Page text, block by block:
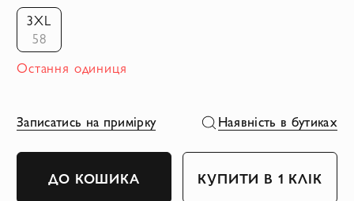
3XL
58
Остання одиниця
Записатись на примірку Наявність в бутиках
ДО КОШИКА КУПИТИ В 1 КЛІК